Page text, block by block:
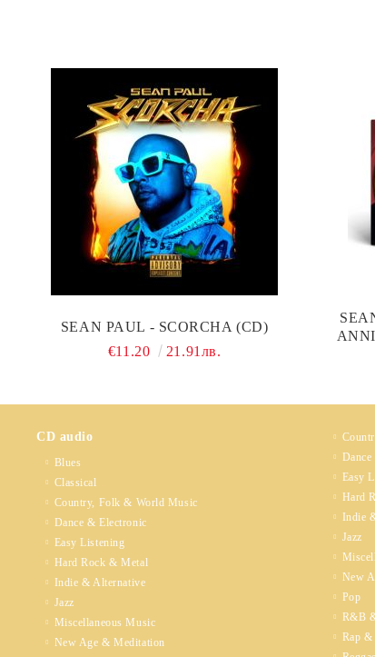
SEAN PAUL - SCORCHA (CD)
€11.20
21.91лв.
CD audio
Blues
Classical
Country, Folk & World Music
Dance & Electronic
Easy Listening
Hard Rock & Metal
Indie & Alternative
Jazz
Miscellaneous Music
New Age & Meditation
Easy
Hard
Indie
Jazz
New
Pop
R&B
Rap